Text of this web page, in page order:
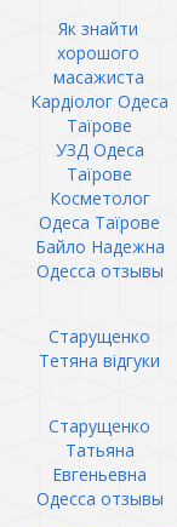
Як знайти
хорошого
масажиста
Кардіолог Одеса
Таїрове
УЗД Одеса
Таїрове
Косметолог
Одеса Таїрове
Байло Надежна
Одесса отзывы
Старущенко
Тетяна відгуки
Старущенко
Татьяна
Евгеньевна
Одесса отзывы